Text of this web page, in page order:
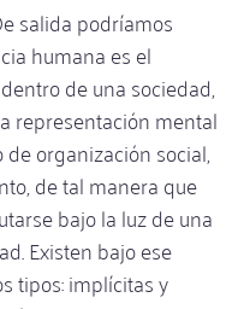
salida podríamos
humana es el
de una sociedad,
representación mental
organización social,
de tal manera que
bajo la luz de una
Existen bajo ese
tipos: implícitas y